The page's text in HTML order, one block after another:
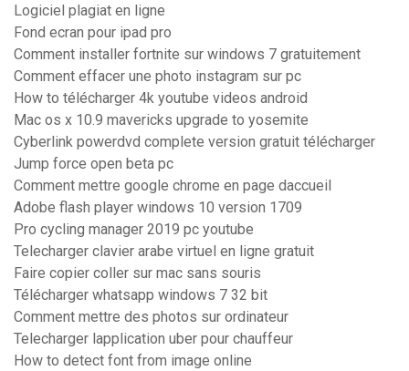
Logiciel plagiat en ligne
Fond ecran pour ipad pro
Comment installer fortnite sur windows 7 gratuitement
Comment effacer une photo instagram sur pc
How to télécharger 4k youtube videos android
Mac os x 10.9 mavericks upgrade to yosemite
Cyberlink powerdvd complete version gratuit télécharger
Jump force open beta pc
Comment mettre google chrome en page daccueil
Adobe flash player windows 10 version 1709
Pro cycling manager 2019 pc youtube
Telecharger clavier arabe virtuel en ligne gratuit
Faire copier coller sur mac sans souris
Télécharger whatsapp windows 7 32 bit
Comment mettre des photos sur ordinateur
Telecharger lapplication uber pour chauffeur
How to detect font from image online